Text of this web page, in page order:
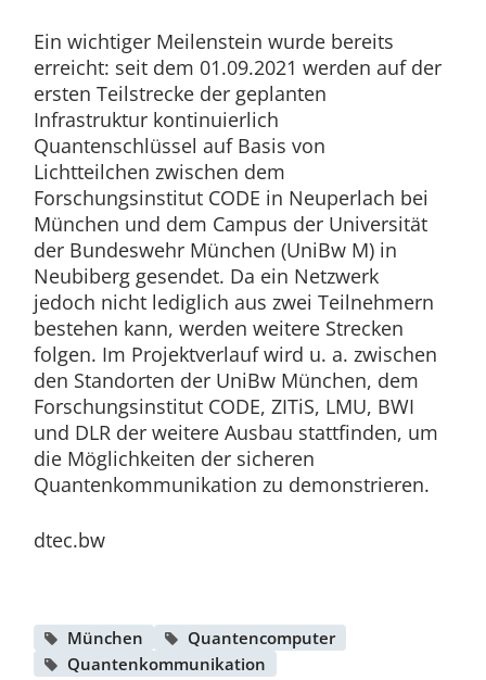
Ein wichtiger Meilenstein wurde bereits
erreicht: seit dem 01.09.2021 werden auf der
ersten Teilstrecke der geplanten
Infrastruktur kontinuierlich
Quantenschlüssel auf Basis von
Lichtteilchen zwischen dem
Forschungsinstitut CODE in Neuperlach bei
München und dem Campus der Universität
der Bundeswehr München (UniBw M) in
Neubiberg gesendet. Da ein Netzwerk
jedoch nicht lediglich aus zwei Teilnehmern
bestehen kann, werden weitere Strecken
folgen. Im Projektverlauf wird u. a. zwischen
den Standorten der UniBw München, dem
Forschungsinstitut CODE, ZITiS, LMU, BWI
und DLR der weitere Ausbau stattfinden, um
die Möglichkeiten der sicheren
Quantenkommunikation zu demonstrieren.
dtec.bw
München
Quantencomputer
Quantenkommunikation